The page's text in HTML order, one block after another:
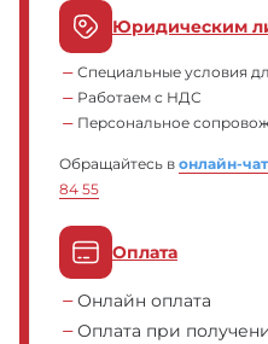
Юридическим
Специальные условия
Работаем с НДС
Персональное
Обращайтесь в онлайн-чат
84 55
Оплата
Онлайн оплата
Оплата при